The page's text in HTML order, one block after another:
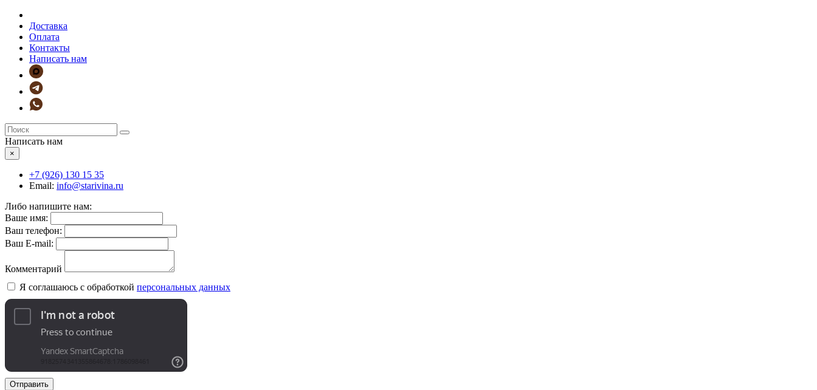
Доставка
Оплата
Контакты
Написать нам
Написать нам
×
+7 (926) 130 15 35
Email: info@starivina.ru
Либо напишите нам:
Ваше имя:
Ваш телефон:
Ваш E-mail:
Комментарий
Я соглашаюсь с обработкой персональных данных
Отправить